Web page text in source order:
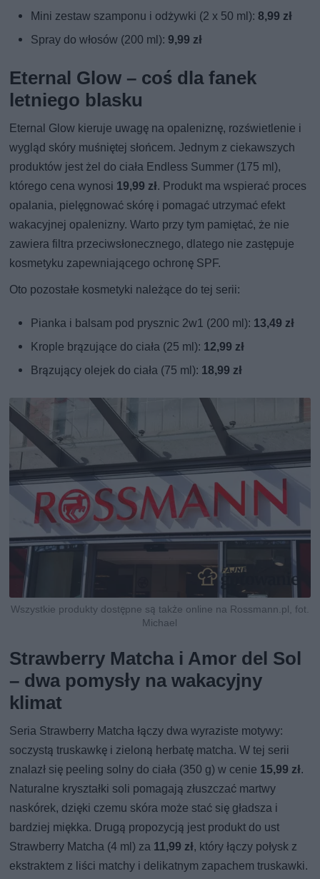
Mini zestaw szamponu i odżywki (2 x 50 ml):8,99 zł
Spray do włosów (200 ml):9,99 zł
Eternal Glow – coś dla fanek
letniego blasku
Eternal Glow kieruje uwagę na opaleniznę, rozświetlenie i
wygląd skóry muśniętej słońcem. Jednym z ciekawszych
produktów jest żel do ciała Endless Summer (175 ml),
którego cena wynosi 19,99 zł. Produkt ma wspierać proces
opalania, pielęgnować skórę i pomagać utrzymać efekt
wakacyjnej opalenizny. Warto przy tym pamiętać, że nie
zawiera filtra przeciwsłonecznego, dlatego nie zastępuje
kosmetyku zapewniającego ochronę SPF.
Oto pozostałe kosmetyki należące do tej serii:
Pianka i balsam pod prysznic 2w1 (200 ml): 13,49 zł
Krople brązujące do ciała (25 ml): 12,99 zł
Brązujący olejek do ciała (75 ml): 18,99 zł
Wszystkie produkty dostępne są także online na Rossmann.pl, fot.
Michael
Strawberry Matcha i Amor del Sol
– dwa pomysły na wakacyjny
klimat
Seria Strawberry Matcha łączy dwa wyraziste motywy:
soczystą truskawkę i zieloną herbatę matcha. W tej serii
znalazł się peeling solny do ciała (350 g) w cenie 15,99 zł.
Naturalne kryształki soli pomagają złuszczać martwy
naskórek, dzięki czemu skóra może stać się gładsza i
bardziej miękka. Drugą propozycją jest produkt do ust
Strawberry Matcha (4 ml) za 11,99 zł, który łączy połysk z
ekstraktem z liści matchy i delikatnym zapachem truskawki.